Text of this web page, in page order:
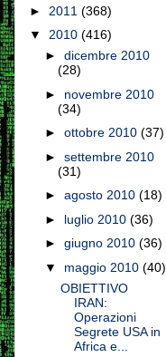
► 2011 (368)
▼ 2010 (416)
► dicembre 2010
(28)
► novembre 2010
(34)
► ottobre 2010 (37)
► settembre 2010
(31)
► agosto 2010 (18)
► luglio 2010 (36)
► giugno 2010 (36)
▼ maggio 2010 (40)
OBIETTIVO
IRAN:
Operazioni
Segrete USA in
Africa e...